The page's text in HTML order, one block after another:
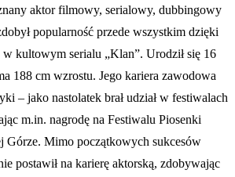
aktor filmowy, serialowy, dubbingowy
popularność przede wszystkim dzięki
kultowym serialu „Klan”. Urodził się 16
188 cm wzrostu. Jego kariera zawodowa
– jako nastolatek brał udział w festiwalach
m.in. nagrodę na Festiwalu Piosenki
Górze. Mimo początkowych sukcesów
postawił na karierę aktorską, zdobywając